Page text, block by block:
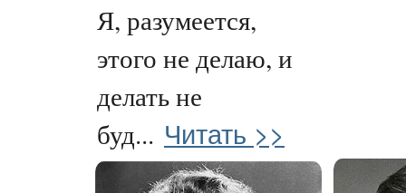
Я, разумеется,
этого не делаю, и
делать не
буд... Читать >>